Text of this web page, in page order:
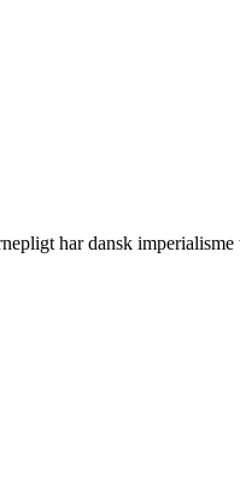
har dansk imperialisme